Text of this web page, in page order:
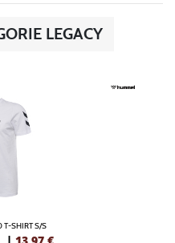
LEGACY
T-SHIRT S/S
| 13,97 €